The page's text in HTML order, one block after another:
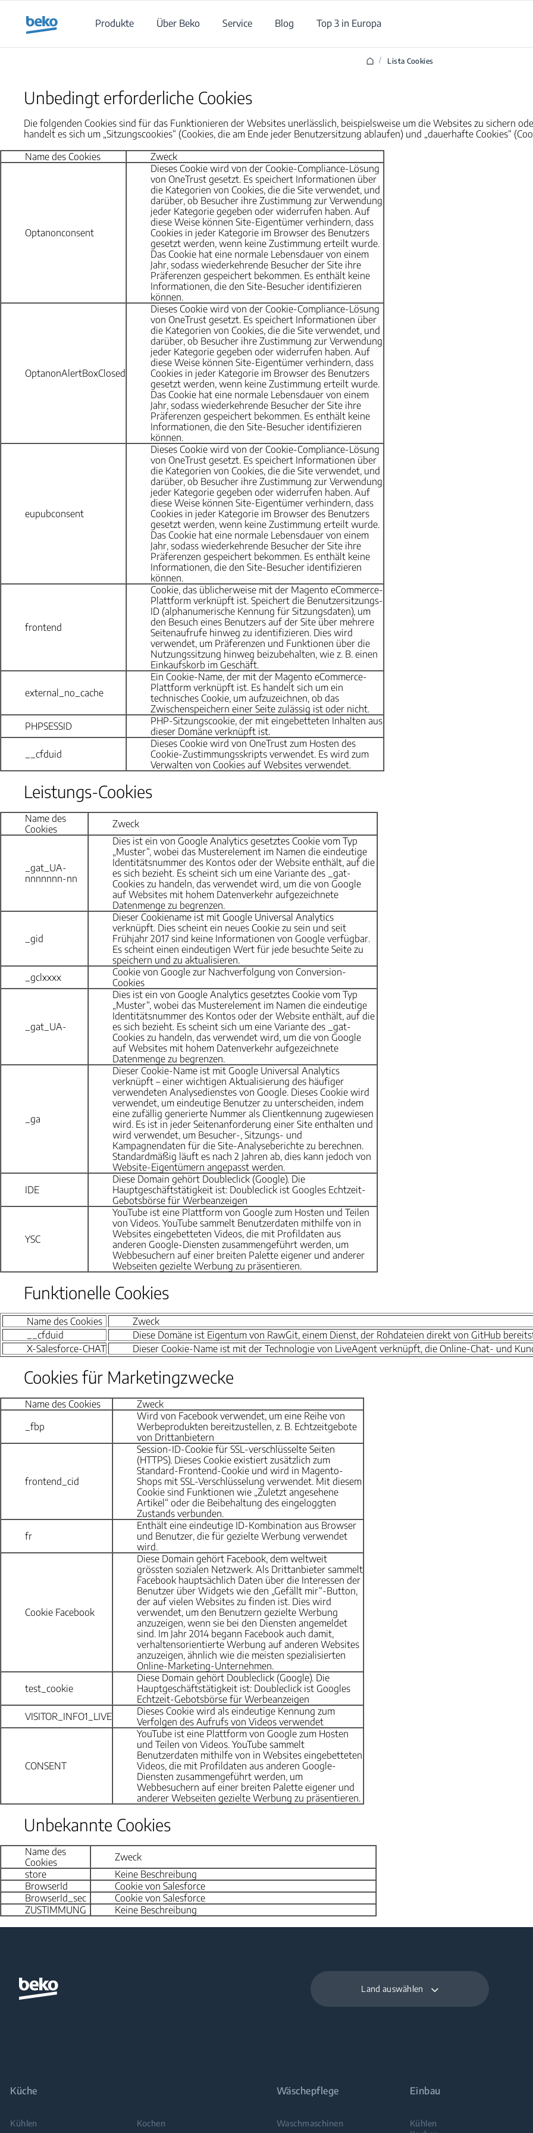
Produkte
Über Beko Service Blog Top 3 in Europa
/ Lista Cookies
Unbedingt erforderliche Cookies
Die folgenden Cookies sind für das Funktionieren der Websites unerlässlich, beispielsweise um die Websites zu sichern
handelt es sich um „Sitzungscookies“ (Cookies, die am Ende jeder Benutzersitzung ablaufen) und „dauerhafte Cookies“
Name des Cookies
Zweck
Optanonconsent
Dieses Cookie wird von der Cookie-Compliance-Lösung
von OneTrust gesetzt. Es speichert Informationen über
die Kategorien von Cookies, die die Site verwendet, und
darüber, ob Besucher ihre Zustimmung zur Verwendung
jeder Kategorie gegeben oder widerrufen haben. Auf
diese Weise können Site-Eigentümer verhindern, dass
Cookies in jeder Kategorie im Browser des Benutzers
gesetzt werden, wenn keine Zustimmung erteilt wurde.
Das Cookie hat eine normale Lebensdauer von einem
Jahr, sodass wiederkehrende Besucher der Site ihre
Präferenzen gespeichert bekommen. Es enthält keine
Informationen, die den Site-Besucher identifizieren
können.
OptanonAlertBoxClosed
Dieses Cookie wird von der Cookie-Compliance-Lösung
von OneTrust gesetzt. Es speichert Informationen über
die Kategorien von Cookies, die die Site verwendet, und
darüber, ob Besucher ihre Zustimmung zur Verwendung
jeder Kategorie gegeben oder widerrufen haben. Auf
diese Weise können Site-Eigentümer verhindern, dass
Cookies in jeder Kategorie im Browser des Benutzers
gesetzt werden, wenn keine Zustimmung erteilt wurde.
Das Cookie hat eine normale Lebensdauer von einem
Jahr, sodass wiederkehrende Besucher der Site ihre
Präferenzen gespeichert bekommen. Es enthält keine
Informationen, die den Site-Besucher identifizieren
können.
eupubconsent
Dieses Cookie wird von der Cookie-Compliance-Lösung
von OneTrust gesetzt. Es speichert Informationen über
die Kategorien von Cookies, die die Site verwendet, und
darüber, ob Besucher ihre Zustimmung zur Verwendung
jeder Kategorie gegeben oder widerrufen haben. Auf
diese Weise können Site-Eigentümer verhindern, dass
Cookies in jeder Kategorie im Browser des Benutzers
gesetzt werden, wenn keine Zustimmung erteilt wurde.
Das Cookie hat eine normale Lebensdauer von einem
Jahr, sodass wiederkehrende Besucher der Site ihre
Präferenzen gespeichert bekommen. Es enthält keine
Informationen, die den Site-Besucher identifizieren
können.
frontend
Cookie, das üblicherweise mit der Magento eCommerce-
Plattform verknüpft ist. Speichert die Benutzersitzungs-
ID (alphanumerische Kennung für Sitzungsdaten), um
den Besuch eines Benutzers auf der Site über mehrere
Seitenaufrufe hinweg zu identifizieren. Dies wird
verwendet, um Präferenzen und Funktionen über die
Nutzungssitzung hinweg beizubehalten, wie z. B. einen
Einkaufskorb im Geschäft.
external_no_cache
Ein Cookie-Name, der mit der Magento eCommerce-
Plattform verknüpft ist. Es handelt sich um ein
technisches Cookie, um aufzuzeichnen, ob das
Zwischenspeichern einer Seite zulässig ist oder nicht.
PHPSESSID
PHP-Sitzungscookie, der mit eingebetteten Inhalten aus
dieser Domäne verknüpft ist.
__cfduid
Dieses Cookie wird von OneTrust zum Hosten des
Cookie-Zustimmungsskripts verwendet. Es wird zum
Verwalten von Cookies auf Websites verwendet.
Leistungs-Cookies
Name des
Cookies
Zweck
_gat_UA-
nnnnnnn-nn
Dies ist ein von Google Analytics gesetztes Cookie vom Typ
„Muster“, wobei das Musterelement im Namen die eindeutige
Identitätsnummer des Kontos oder der Website enthält, auf die
es sich bezieht. Es scheint sich um eine Variante des _gat-
Cookies zu handeln, das verwendet wird, um die von Google
auf Websites mit hohem Datenverkehr aufgezeichnete
Datenmenge zu begrenzen.
_gid
Dieser Cookiename ist mit Google Universal Analytics
verknüpft. Dies scheint ein neues Cookie zu sein und seit
Frühjahr 2017 sind keine Informationen von Google verfügbar.
Es scheint einen eindeutigen Wert für jede besuchte Seite zu
speichern und zu aktualisieren.
_gclxxxx
Cookie von Google zur Nachverfolgung von Conversion-
Cookies
_gat_UA-
Dies ist ein von Google Analytics gesetztes Cookie vom Typ
„Muster“, wobei das Musterelement im Namen die eindeutige
Identitätsnummer des Kontos oder der Website enthält, auf die
es sich bezieht. Es scheint sich um eine Variante des _gat-
Cookies zu handeln, das verwendet wird, um die von Google
auf Websites mit hohem Datenverkehr aufgezeichnete
Datenmenge zu begrenzen.
_ga
Dieser Cookie-Name ist mit Google Universal Analytics
verknüpft – einer wichtigen Aktualisierung des häufiger
verwendeten Analysedienstes von Google. Dieses Cookie wird
verwendet, um eindeutige Benutzer zu unterscheiden, indem
eine zufällig generierte Nummer als Clientkennung zugewiesen
wird. Es ist in jeder Seitenanforderung einer Site enthalten und
wird verwendet, um Besucher-, Sitzungs- und
Kampagnendaten für die Site-Analyseberichte zu berechnen.
Standardmäßig läuft es nach 2 Jahren ab, dies kann jedoch von
Website-Eigentümern angepasst werden.
IDE
Diese Domain gehört Doubleclick (Google). Die
Hauptgeschäftstätigkeit ist: Doubleclick ist Googles Echtzeit-
Gebotsbörse für Werbeanzeigen
YSC
YouTube ist eine Plattform von Google zum Hosten und Teilen
von Videos. YouTube sammelt Benutzerdaten mithilfe von in
Websites eingebetteten Videos, die mit Profildaten aus
anderen Google-Diensten zusammengeführt werden, um
Webbesuchern auf einer breiten Palette eigener und anderer
Webseiten gezielte Werbung zu präsentieren.
Funktionelle Cookies
Name des Cookies
Zweck
__cfduid
Diese Domäne ist Eigentum von RawGit, einem Dienst, der Rohdateien direkt von GitHub
X-Salesforce-CHAT
Dieser Cookie-Name ist mit der Technologie von LiveAgent verknüpft, die Online-Chat- und
Cookies für Marketingzwecke
Name des Cookies
Zweck
_fbp
Wird von Facebook verwendet, um eine Reihe von
Werbeprodukten bereitzustellen, z. B. Echtzeitgebote
von Drittanbietern
frontend_cid
Session-ID-Cookie für SSL-verschlüsselte Seiten
(HTTPS). Dieses Cookie existiert zusätzlich zum
Standard-Frontend-Cookie und wird in Magento-
Shops mit SSL-Verschlüsselung verwendet. Mit diesem
Cookie sind Funktionen wie „Zuletzt angesehene
Artikel“ oder die Beibehaltung des eingeloggten
Zustands verbunden.
fr
Enthält eine eindeutige ID-Kombination aus Browser
und Benutzer, die für gezielte Werbung verwendet
wird.
Cookie Facebook
Diese Domain gehört Facebook, dem weltweit
grössten sozialen Netzwerk. Als Drittanbieter sammelt
Facebook hauptsächlich Daten über die Interessen der
Benutzer über Widgets wie den „Gefällt mir“-Button,
der auf vielen Websites zu finden ist. Dies wird
verwendet, um den Benutzern gezielte Werbung
anzuzeigen, wenn sie bei den Diensten angemeldet
sind. Im Jahr 2014 begann Facebook auch damit,
verhaltensorientierte Werbung auf anderen Websites
anzuzeigen, ähnlich wie die meisten spezialisierten
Online-Marketing-Unternehmen.
test_cookie
Diese Domain gehört Doubleclick (Google). Die
Hauptgeschäftstätigkeit ist: Doubleclick ist Googles
Echtzeit-Gebotsbörse für Werbeanzeigen
VISITOR_INFO1_LIVE
Dieses Cookie wird als eindeutige Kennung zum
Verfolgen des Aufrufs von Videos verwendet
CONSENT
YouTube ist eine Plattform von Google zum Hosten
und Teilen von Videos. YouTube sammelt
Benutzerdaten mithilfe von in Websites eingebetteten
Videos, die mit Profildaten aus anderen Google-
Diensten zusammengeführt werden, um
Webbesuchern auf einer breiten Palette eigener und
anderer Webseiten gezielte Werbung zu präsentieren.
Unbekannte Cookies
Name des
Cookies
Zweck
store
Keine Beschreibung
BrowserId
Cookie von Salesforce
BrowserId_sec
Cookie von Salesforce
ZUSTIMMUNG
Keine Beschreibung
Land auswählen
Küche
Kühlen Kochen
Wäschepflege
Waschmaschinen
Einbau
Kühlen